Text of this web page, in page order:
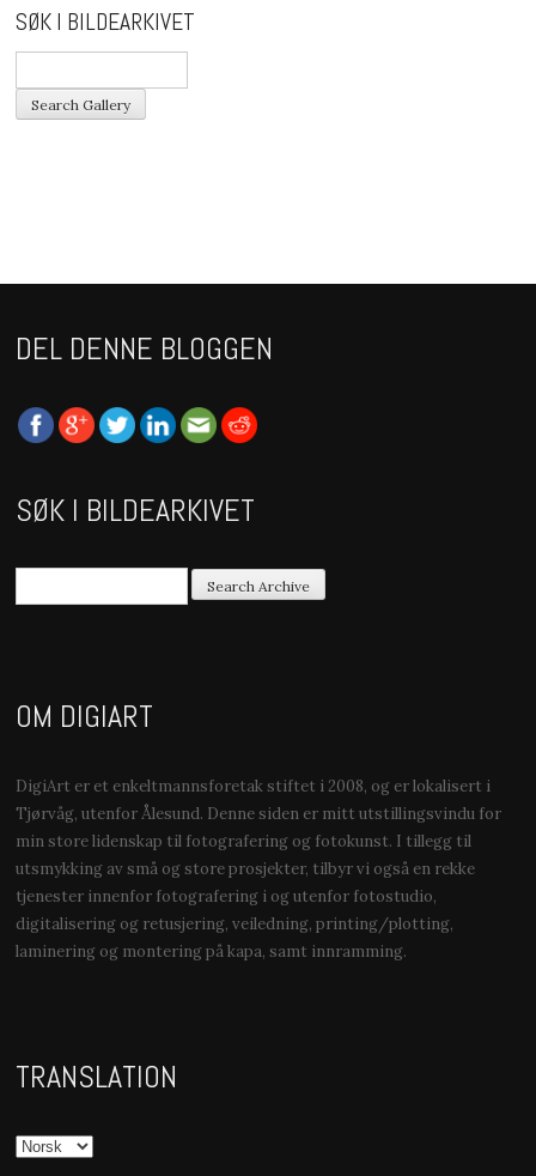
SØK I BILDEARKIVET
DEL DENNE BLOGGEN
SØK I BILDEARKIVET
OM DIGIART
DigiArt er et enkeltmannsforetak stiftet i 2008, og er lokalisert i
Tjørvåg, utenfor Ålesund. Denne siden er mitt utstillingsvindu for
min store lidenskap til fotografering og fotokunst. I tillegg til
utsmykking av små og store prosjekter, tilbyr vi også en rekke
tjenester innenfor fotografering i og utenfor fotostudio,
digitalisering og retusjering, veiledning, printing/plotting,
laminering og montering på kapa, samt innramming.
TRANSLATION